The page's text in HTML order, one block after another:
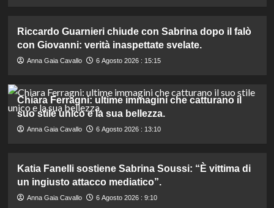
Riccardo Guarnieri chiude con Sabrina dopo il falò
con Giovanni: verità inaspettate svelate.
Anna Gaia Cavallo 6 Agosto 2026 : 15:15
Chiara Ferragni: ultime immagini che catturano il
suo stile unico e la sua bellezza.
Anna Gaia Cavallo 6 Agosto 2026 : 13:10
Katia Fanelli sostiene Sabrina Soussi: “È vittima di
un ingiusto attacco mediatico”.
Anna Gaia Cavallo 6 Agosto 2026 : 9:10